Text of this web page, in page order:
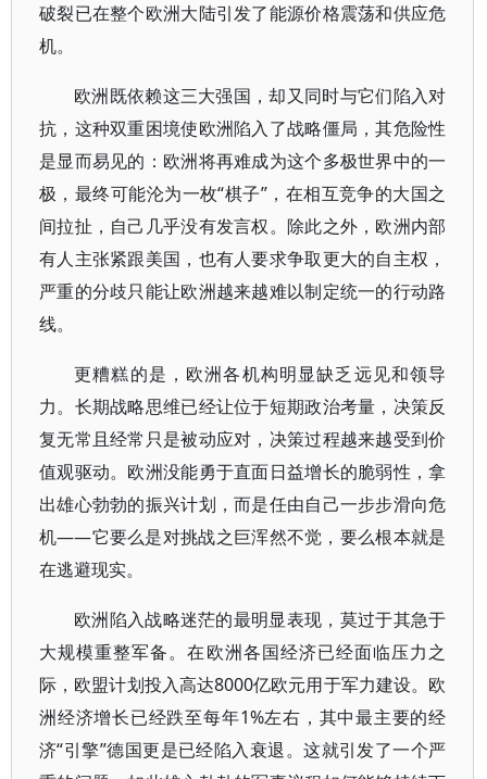
破裂已在整个欧洲大陆引发了能源价格震荡和供应危
机。
欧洲既依赖这三大强国，却又同时与它们陷入对
抗，这种双重困境使欧洲陷入了战略僵局，其危险性
是显而易见的：欧洲将再难成为这个多极世界中的一
极，最终可能沦为一枚“棋子”，在相互竞争的大国之
间拉扯，自己几乎没有发言权。除此之外，欧洲内部
有人主张紧跟美国，也有人要求争取更大的自主权，
严重的分歧只能让欧洲越来越难以制定统一的行动路
线。
更糟糕的是，欧洲各机构明显缺乏远见和领导
力。长期战略思维已经让位于短期政治考量，决策反
复无常且经常只是被动应对，决策过程越来越受到价
值观驱动。欧洲没能勇于直面日益增长的脆弱性，拿
出雄心勃勃的振兴计划，而是任由自己一步步滑向危
机——它要么是对挑战之巨浑然不觉，要么根本就是
在逃避现实。
欧洲陷入战略迷茫的最明显表现，莫过于其急于
大规模重整军备。在欧洲各国经济已经面临压力之
际，欧盟计划投入高达8000亿欧元用于军力建设。欧
洲经济增长已经跌至每年1%左右，其中最主要的经
济“引擎”德国更是已经陷入衰退。这就引发了一个严